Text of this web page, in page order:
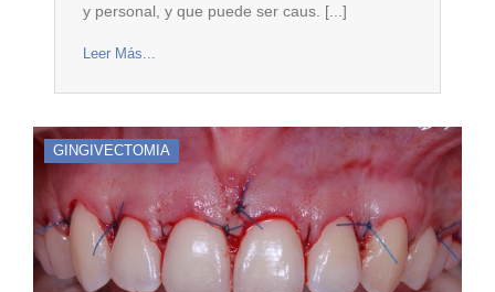
y personal, y que puede ser caus. [...]
Leer Más...
GINGIVECTOMIA